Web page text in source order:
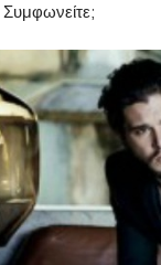
Συμφωνείτε;